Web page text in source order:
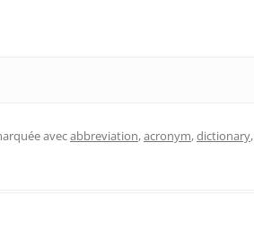
avecabbreviation,acronym,dictionary,